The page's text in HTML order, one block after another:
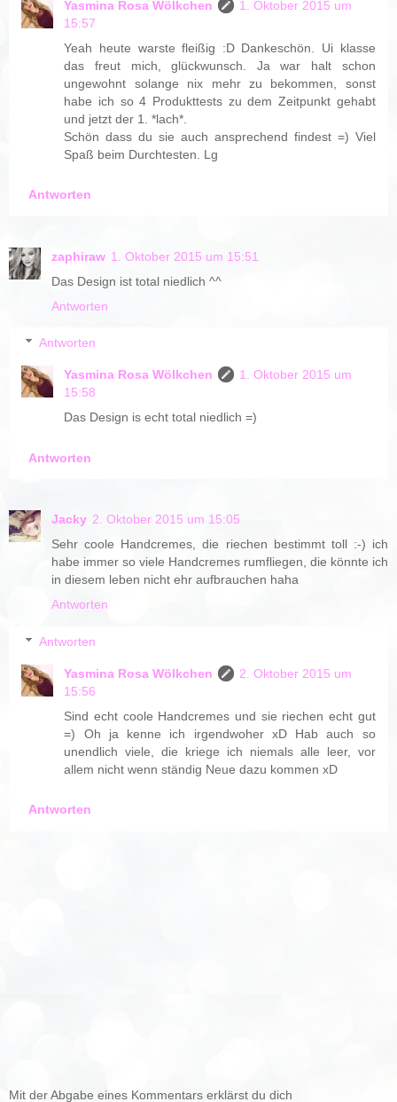
Yasmina Rosa Wölkchen
1. Oktober 2015 um
15:57
Yeah heute warste fleißig :D Dankeschön. Ui klasse
das freut mich, glückwunsch. Ja war halt schon
ungewohnt solange nix mehr zu bekommen, sonst
habe ich so 4 Produkttests zu dem Zeitpunkt gehabt
und jetzt der 1. *lach*.
Schön dass du sie auch ansprechend findest =) Viel
Spaß beim Durchtesten. Lg
Antworten
zaphiraw 1. Oktober 2015 um 15:51
Das Design ist total niedlich ^^
Antworten
Antworten
Yasmina Rosa Wölkchen
1. Oktober 2015 um
15:58
Das Design is echt total niedlich =)
Antworten
Jacky 2. Oktober 2015 um 15:05
Sehr coole Handcremes, die riechen bestimmt toll :-) ich
habe immer so viele Handcremes rumfliegen, die könnte ich
in diesem leben nicht ehr aufbrauchen haha
Antworten
Antworten
Yasmina Rosa Wölkchen
2. Oktober 2015 um
15:56
Sind echt coole Handcremes und sie riechen echt gut
=) Oh ja kenne ich irgendwoher xD Hab auch so
unendlich viele, die kriege ich niemals alle leer, vor
allem nicht wenn ständig Neue dazu kommen xD
Antworten
Mit der Abgabe eines Kommentars erklärst du dich